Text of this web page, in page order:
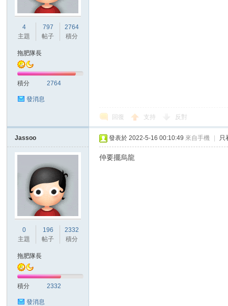
4
主題
797
帖子
2764
積分
拖肥隊長
積分 2764
發消息
回復 支持 反對
Jassoo
0
主題
196
帖子
2332
積分
拖肥隊長
積分 2332
發消息
發表於 2022-5-16 00:10:49 來自手機 只
仲要擺烏龍